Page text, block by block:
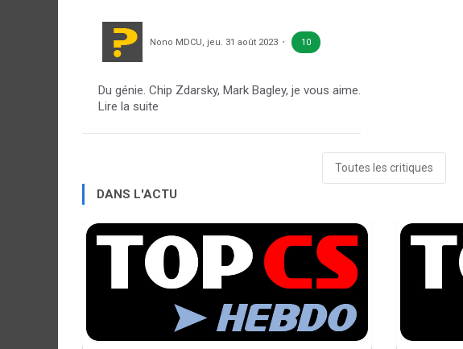
Nono MDCU, jeu. 31 août 2023 10
Du génie. Chip Zdarsky, Mark Bagley, je vous aime.
Lire la suite
Toutes les critiques
DANS L'ACTU